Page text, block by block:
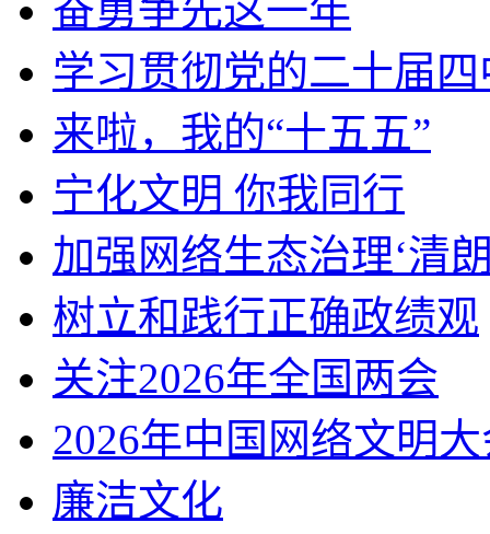
奋勇争先这一年
学习贯彻党的二十届
来啦，我的“十五五”
宁化文明 你我同行
加强网络生态治理‘清
树立和践行正确政绩观
关注2026年全国两会
2026年中国网络文明
廉洁文化